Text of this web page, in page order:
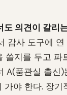
도 의견이 갈리
감사 도구에
쓸지를 두고 파
A(품관실 출신
야 한다. 장기